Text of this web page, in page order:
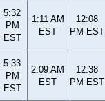
5:32
PM
EST
1:11 AM
EST
12:08
PM EST
5:33
PM
EST
2:09 AM
EST
12:38
PM EST